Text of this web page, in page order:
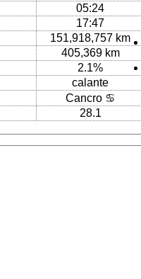
05:24
17:47
151,918,757 km
405,369 km
2.1%
calante
Cancro ♋
28.1